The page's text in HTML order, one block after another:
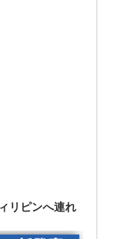
リピンへ連れ